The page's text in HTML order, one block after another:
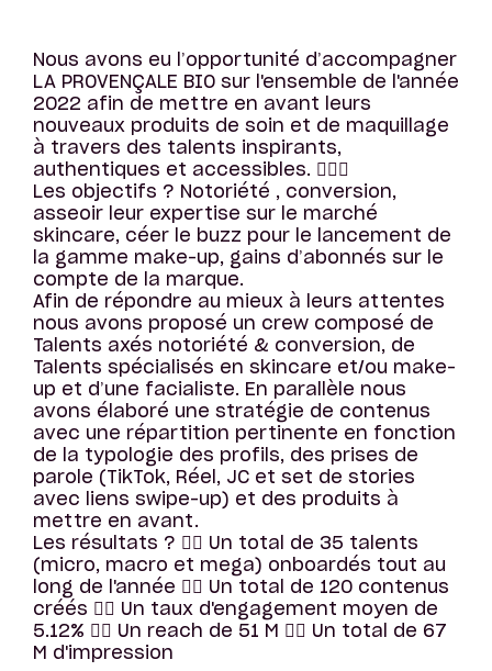
Nous avons eu l’opportunité d’accompagner
LA PROVENÇALE BIO sur l'ensemble de l'année
2022 afin de mettre en avant leurs
nouveaux produits de soin et de maquillage
à travers des talents inspirants,
authentiques et accessibles. 🧖🏼‍♀️
Les objectifs ? Notoriété , conversion,
asseoir leur expertise sur le marché
skincare, céer le buzz pour le lancement de
la gamme make-up, gains d’abonnés sur le
compte de la marque.
Afin de répondre au mieux à leurs attentes
nous avons proposé un crew composé de
Talents axés notoriété & conversion, de
Talents spécialisés en skincare et/ou make-
up et d’une facialiste. En parallèle nous
avons élaboré une stratégie de contenus
avec une répartition pertinente en fonction
de la typologie des profils, des prises de
parole (TikTok, Réel, JC et set de stories
avec liens swipe-up) et des produits à
mettre en avant.
Les résultats ? 👉🏻 Un total de 35 talents
(micro, macro et mega) onboardés tout au
long de l'année 👉🏻 Un total de 120 contenus
créés 👉🏻 Un taux d'engagement moyen de
5.12% 👉🏻 Un reach de 51 M 👉🏻 Un total de 67
M d'impression